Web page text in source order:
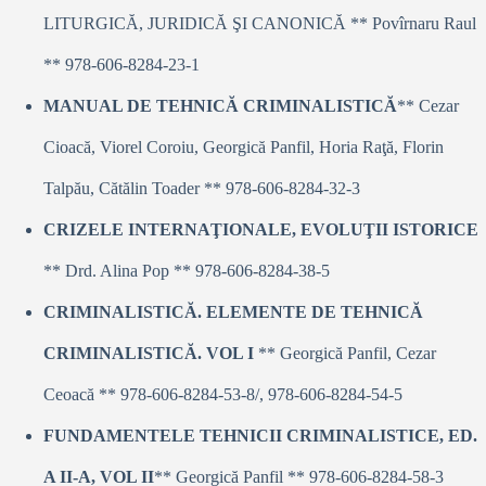
LITURGICĂ, JURIDICĂ ŞI CANONICĂ ** Povîrnaru Raul
** 978-606-8284-23-1
MANUAL DE TEHNICĂ CRIMINALISTICĂ** Cezar
Cioacă, Viorel Coroiu, Georgică Panfil, Horia Raţă, Florin
Talpău, Cătălin Toader ** 978-606-8284-32-3
CRIZELE INTERNAŢIONALE, EVOLUŢII ISTORICE
** Drd. Alina Pop ** 978-606-8284-38-5
CRIMINALISTICĂ. ELEMENTE DE TEHNICĂ
CRIMINALISTICĂ. VOL I ** Georgică Panfil, Cezar
Ceoacă ** 978-606-8284-53-8/, 978-606-8284-54-5
FUNDAMENTELE TEHNICII CRIMINALISTICE, ED.
A II-A, VOL II** Georgică Panfil ** 978-606-8284-58-3